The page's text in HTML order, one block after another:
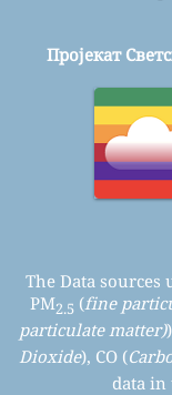
Пројекат
The Data
PM2.5 (fine
particulate matter)
Dioxide), CO (
data in